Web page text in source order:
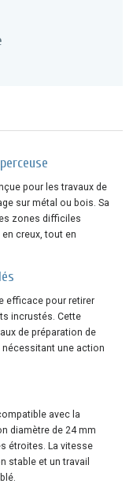
pour les travaux de
sur métal ou bois. Sa
zones difficiles
creux, tout en
efficace pour retirer
incrustés. Cette
de préparation de
une action
avec la
diamètre de 24 mm
étroites. La vitesse
stable et un travail